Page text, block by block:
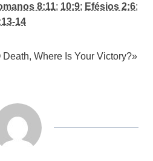
8:11; 10:9; Efésios 2:6;
14
Where Is Your Victory?»